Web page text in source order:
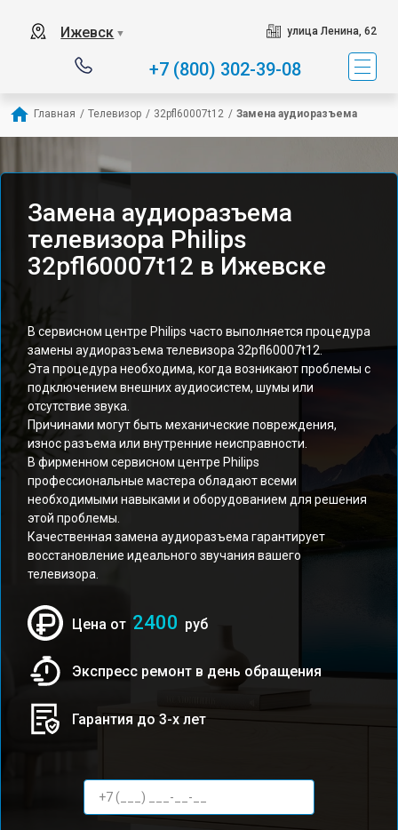
Ижевск ▼ улица Ленина, 62
+7 (800) 302-39-08
Главная / Телевизор / 32pfl60007t12 / Замена аудиоразъема
Замена аудиоразъема
телевизора Philips
32pfl60007t12 в Ижевске
В сервисном центре Philips часто выполняется процедура
замены аудиоразъема телевизора 32pfl60007t12.
Эта процедура необходима, когда возникают проблемы с
подключением внешних аудиосистем, шумы или
отсутствие звука.
Причинами могут быть механические повреждения,
износ разъема или внутренние неисправности.
В фирменном сервисном центре Philips
профессиональные мастера обладают всеми
необходимыми навыками и оборудованием для решения
этой проблемы.
Качественная замена аудиоразъема гарантирует
восстановление идеального звучания вашего
телевизора.
Цена от 2400 руб
Экспресс ремонт в день обращения
Гарантия до 3-х лет